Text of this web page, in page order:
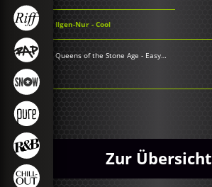
Ilgen-Nur - Cool
Queens of the Stone Age - Easy Street
Zur Übersicht